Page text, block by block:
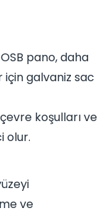
pano, daha
için galvaniz sac
koşulları ve
olur.
ve